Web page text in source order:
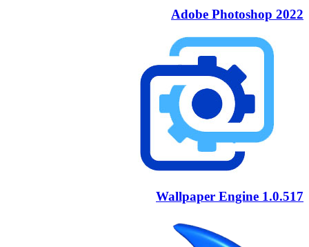
Adobe Photoshop 2022
Wallpaper Engine 1.0.517